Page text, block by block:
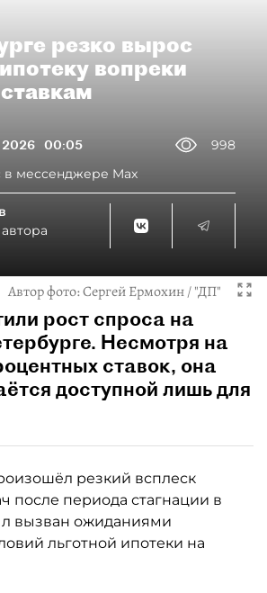
резко вырос
вопреки
2026 00:05
998
в мессенджере Max
Автор фото:Сергей Ермохин / "ДП"
рост спроса на
Несмотря на
ставок, она
доступной лишь для
резкий всплеск
после периода стагнации в
вызван ожиданиями
льготной ипотеки на